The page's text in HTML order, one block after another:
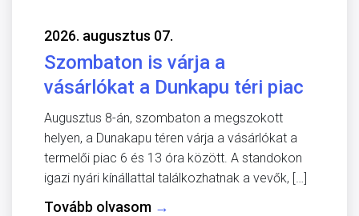
2026. augusztus 07.
Szombaton is várja a
vásárlókat a Dunkapu téri piac
Augusztus 8-án, szombaton a megszokott
helyen, a Dunakapu téren várja a vásárlókat a
termelői piac 6 és 13 óra között. A standokon
igazi nyári kínállattal találkozhatnak a vevők, […]
Tovább olvasom →